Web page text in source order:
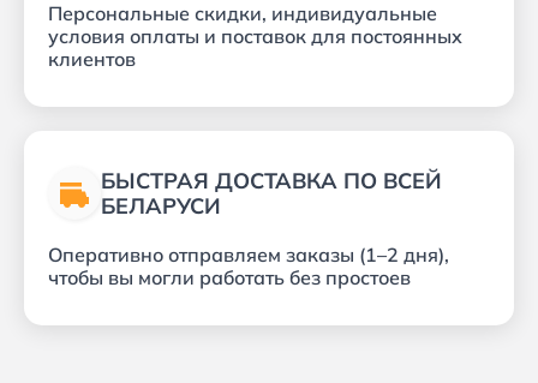
Персональные скидки, индивидуальные
условия оплаты и поставок для постоянных
клиентов
БЫСТРАЯ ДОСТАВКА ПО ВСЕЙ
БЕЛАРУСИ
Оперативно отправляем заказы (1–2 дня),
чтобы вы могли работать без простоев